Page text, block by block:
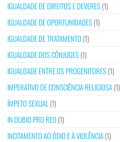
IGUALDADE DE DIREITOS E DEVERES(1)
IGUALDADE DE OPORTUNIDADES(1)
IGUALDADE DE TRATAMENTO (1)
IGUALDADE DOS CÔNJUGES(1)
IGUALDADE ENTRE OS PROGENITORES(1)
IMPERATIVO DE CONSCIÊNCIA RELIGIOSA(1)
ÍMPETO SEXUAL(1)
IN DUBIO PRO REO (1)
INCITAMENTO AO ÓDIO E À VIOLÊNCIA(1)